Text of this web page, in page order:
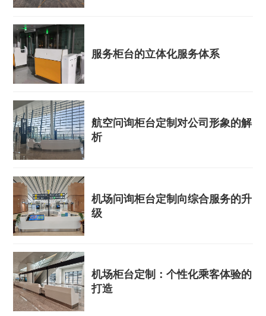
服务柜台的立体化服务体系
航空问询柜台定制对公司形象的解
析
机场问询柜台定制向综合服务的升
级
机场柜台定制：个性化乘客体验的
打造